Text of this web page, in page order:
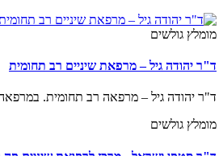
גולשים
יהודה גיל – מרפאת שיניים רב תחומית
יהודה גיל – מרפאה רב תחומית. במרפאה
גולשים